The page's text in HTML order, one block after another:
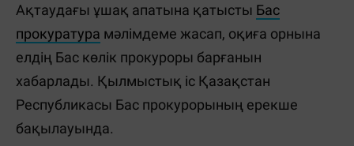
Ақтаудағы ұшақ апатына қатысты Бас
прокуратура мәлімдеме жасап, оқиға орнына
елдің Бас көлік прокуроры барғанын
хабарлады. Қылмыстық іс Қазақстан
Республикасы Бас прокурорының ерекше
бақылауында.